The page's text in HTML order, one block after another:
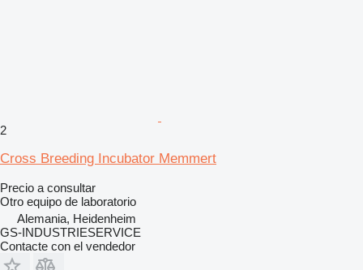
2
Cross Breeding Incubator Memmert
Precio a consultar
Otro equipo de laboratorio
Alemania, Heidenheim
GS-INDUSTRIESERVICE
Contacte con el vendedor